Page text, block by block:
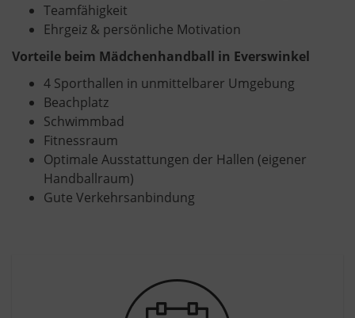
Teamfähigkeit
Ehrgeiz & persönliche Motivation
Vorteile beim Mädchenhandball in Everswinkel
4 Sporthallen in unmittelbarer Umgebung
Beachplatz
Schwimmbad
Fitnessraum
Optimale Ausstattungen der Hallen (eigener
Handballraum)
Gute Verkehrsanbindung